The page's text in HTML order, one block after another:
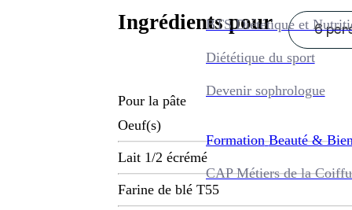
BTS Diététique et
Diététique du sport
Devenir sophrologue
Formation Beauté &
CAP Métiers de la
Ingrédients pour 6
Pour la pâte
Oeuf(s)
Lait 1/2 écrémé
Farine de blé T55